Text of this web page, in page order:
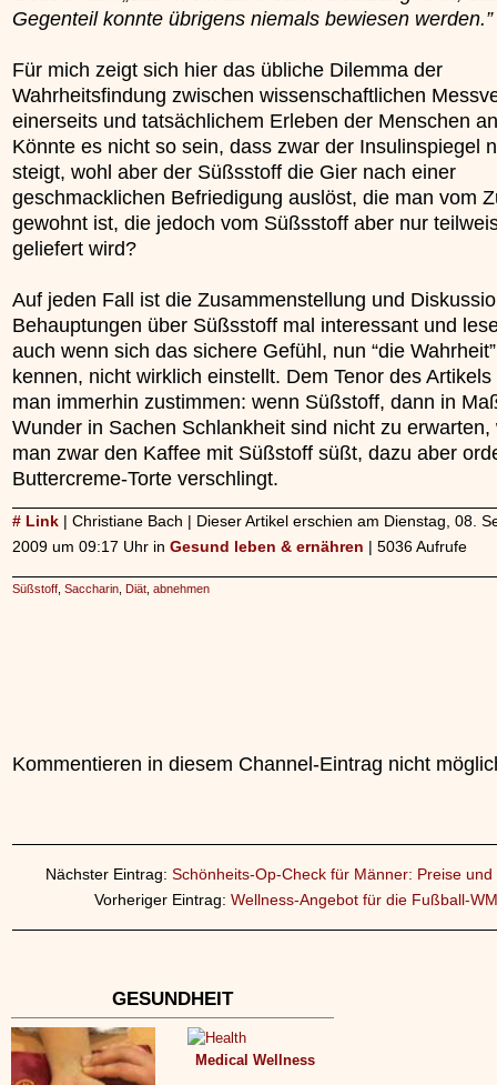
Gegenteil konnte übrigens niemals bewiesen werden.”
Für mich zeigt sich hier das übliche Dilemma der
Wahrheitsfindung zwischen wissenschaftlichen
einerseits und tatsächlichem Erleben der Menschen
Könnte es nicht so sein, dass zwar der Insulinspiegel
steigt, wohl aber der Süßsstoff die Gier nach einer
geschmacklichen Befriedigung auslöst, die man vom
gewohnt ist, die jedoch vom Süßsstoff aber nur
geliefert wird?
Auf jeden Fall ist die Zusammenstellung und
Behauptungen über Süßsstoff mal interessant und
auch wenn sich das sichere Gefühl, nun “die
kennen, nicht wirklich einstellt. Dem Tenor des Artikels
man immerhin zustimmen: wenn Süßstoff, dann in
Wunder in Sachen Schlankheit sind nicht zu erwarten,
man zwar den Kaffee mit Süßstoff süßt, dazu aber
Buttercreme-Torte verschlingt.
# Link | Christiane Bach | Dieser Artikel erschien am Dienstag, 08.
2009 um 09:17 Uhr in Gesund leben & ernähren | 5036 Aufrufe
Süßstoff Saccharin Diät abnehmen
Kommentieren in diesem Channel-Eintrag nicht
Nächster Eintrag: Schönheits-Op-Check für Männer: Preise und
Vorheriger Eintrag: Wellness-Angebot für die Fußball-WM
GESUNDHEIT
Medical Wellness